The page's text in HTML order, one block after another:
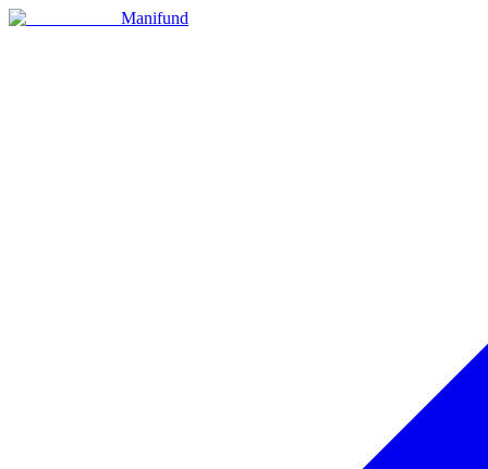
Manifund